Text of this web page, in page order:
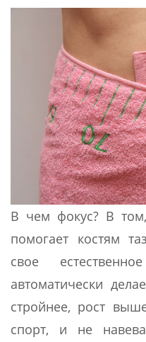
В чем фокус? В
помогает костям
свое
автоматически
стройнее, рост
спорт, и не